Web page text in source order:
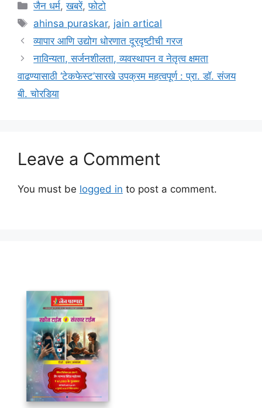
Categories
जैन धर्म,खबरें,फोटो
Tags
ahinsa puraskar, jain artical
व्यापार आणि उद्योग धोरणात दूरदृष्टीची गरज
नाविन्यता, सर्जनशीलता, व्यवस्थापन व नेतृत्व क्षमता
वाढण्यासाठी ‘टेकफेस्ट’सारखे उपक्रम महत्वपूर्ण : प्रा. डॉ. संजय
बी. चोरडिया
Leave a Comment
You must be logged in to post a comment.